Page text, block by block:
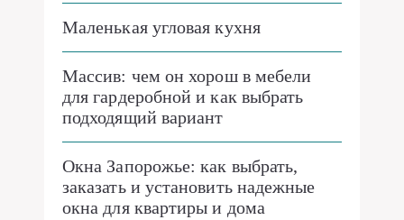
Маленькая угловая кухня
Массив: чем он хорош в мебели
для гардеробной и как выбрать
подходящий вариант
Окна Запорожье: как выбрать,
заказать и установить надежные
окна для квартиры и дома